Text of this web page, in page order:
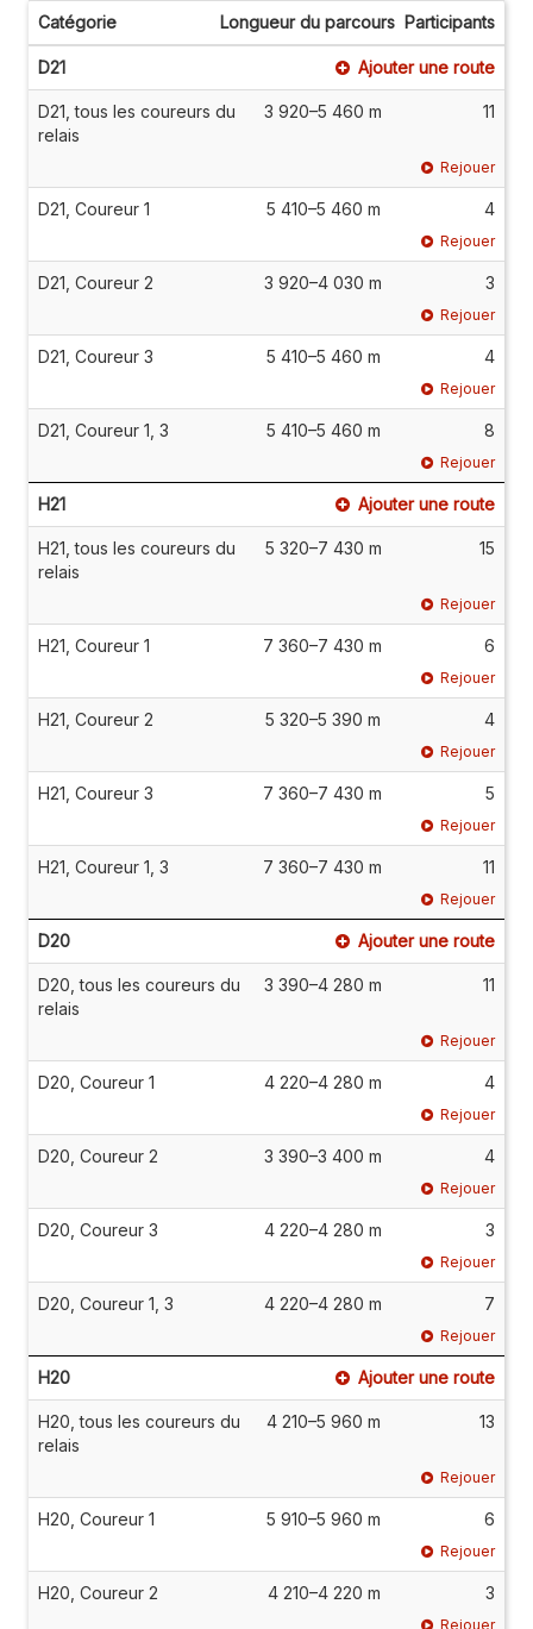
Catégorie Longueur du parcours Participants
D21 Ajouter une route
D21, tous les coureurs du
relais
3 920–5 460 m 11
Rejouer
D21, Coureur 1 5 410–5 460 m 4
Rejouer
D21, Coureur 2 3 920–4 030 m 3
Rejouer
D21, Coureur 3 5 410–5 460 m 4
Rejouer
D21, Coureur 1, 3 5 410–5 460 m 8
Rejouer
H21 Ajouter une route
H21, tous les coureurs du
relais
5 320–7 430 m 15
Rejouer
H21, Coureur 1 7 360–7 430 m 6
Rejouer
H21, Coureur 2 5 320–5 390 m 4
Rejouer
H21, Coureur 3 7 360–7 430 m 5
Rejouer
H21, Coureur 1, 3 7 360–7 430 m 11
Rejouer
D20 Ajouter une route
D20, tous les coureurs du
relais
3 390–4 280 m 11
Rejouer
D20, Coureur 1 4 220–4 280 m 4
Rejouer
D20, Coureur 2 3 390–3 400 m 4
Rejouer
D20, Coureur 3 4 220–4 280 m 3
Rejouer
D20, Coureur 1, 3 4 220–4 280 m 7
Rejouer
H20 Ajouter une route
H20, tous les coureurs du
relais
4 210–5 960 m 13
Rejouer
H20, Coureur 1 5 910–5 960 m 6
Rejouer
H20, Coureur 2 4 210–4 220 m 3
Rejouer